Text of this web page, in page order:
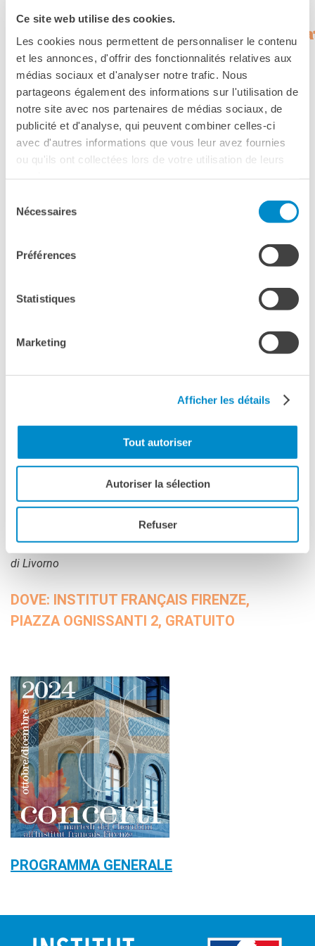
Ce site web utilise des cookies.
Les cookies nous permettent de personnaliser le contenu
et les annonces, d'offrir des fonctionnalités relatives aux
médias sociaux et d'analyser notre trafic. Nous
partageons également des informations sur l'utilisation de
notre site avec nos partenaires de médias sociaux, de
publicité et d'analyse, qui peuvent combiner celles-ci
avec d'autres informations que vous leur avez fournies
ou qu'ils ont collectées lors de votre utilisation de leurs
Nécessaires
Préférences
Statistiques
Marketing
Afficher les détails
Tout autoriser
Autoriser la sélection
Refuser
MÉDIATHÈQUE
Culturethèque
Salon de lecture (online)
LIBRAIRIE FRANÇAISE DE
FLORENCE
CONSULAT DE FRANCE À
FLORENCE
RECHERCHER
I Concerti del martedì del
Il Conservatorio Luigi Cherubini e l’Istituto Francese di
Firenze hanno inaugurato nel 2019 una nuova stagione di
concerti da camera che si terranno nel teatro dell’nstitut
La Rassegna, denominata“I Martedi del Cherubini”, si
tiene sempre dimartedì alle ore 17:00, con ingresso
libero. Il programma vedrà impegnati i più validi solisti ed
la partecipazione dei docenti del Conservatorio.
PROGRAMMA GENERALE
Ballade
Enis Karaboja, pianoforte
Scherzo n. 2 op. 31
Enis Karaboja, pianoforte
Andante spianato e Grande Polacca brillante op. 22
* in collaborazione con Conservatorio Pietro Mascagni
di Livorno
DOVE: INSTITUT FRANÇAIS FIRENZE,
PIAZZA OGNISSANTI 2, GRATUITO
PROGRAMMA GENERALE